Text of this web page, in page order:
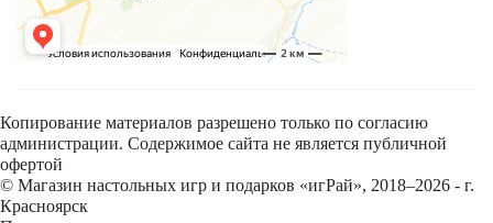
Копирование материалов разрешено только по согласию
администрации. Содержимое сайта не является публичной
офертой
© Магазин настольных игр и подарков «игРай», 2018–2026 - г.
Красноярск